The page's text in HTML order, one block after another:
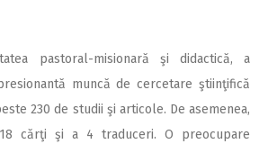
pastoral-misionară şi didactică, a
muncă de cercetare ştiinţifică
230 de studii şi articole. De asemenea,
cărţi şi a 4 traduceri. O preocupare